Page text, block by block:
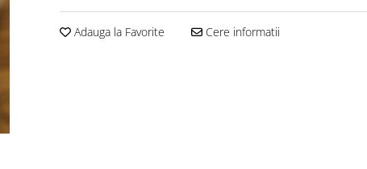
Adauga la Favorite Cere informatii